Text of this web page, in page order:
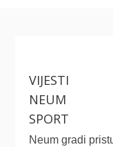
VIJESTI
NEUM
SPORT
Neum gradi